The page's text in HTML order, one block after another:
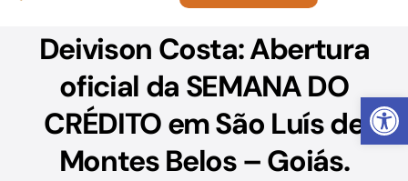
Abrir
Institucional
Linhas de Crédito
Atendimento
Deivison Costa: Abertura
oficial da SEMANA DO
CRÉDITO em São Luís de
Montes Belos – Goiás.